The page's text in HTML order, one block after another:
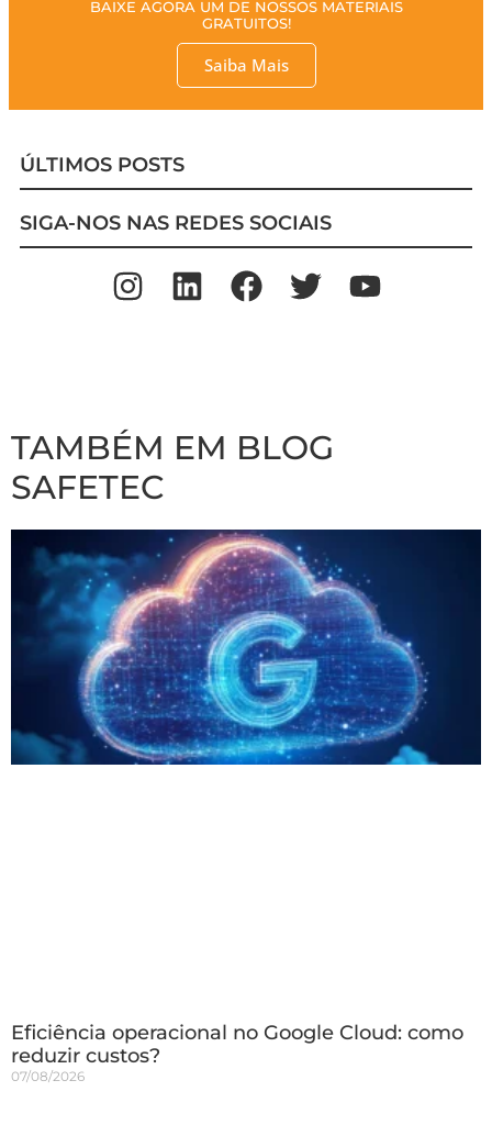
BAIXE AGORA UM DE NOSSOS MATERIAIS
GRATUITOS!
Saiba Mais
ÚLTIMOS POSTS
SIGA-NOS NAS REDES SOCIAIS
TAMBÉM EM BLOG
SAFETEC
Eficiência operacional no Google Cloud: como
reduzir custos?
07/08/2026